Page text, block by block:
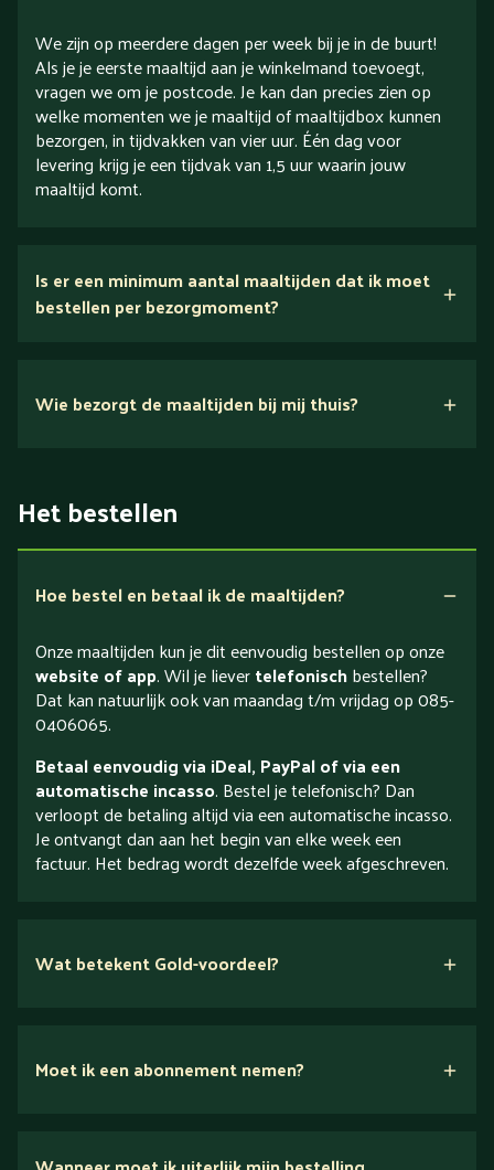
We zijn op meerdere dagen per week bij je in de buurt!
Als je je eerste maaltijd aan je winkelmand toevoegt,
vragen we om je postcode. Je kan dan precies zien op
welke momenten we je maaltijd of maaltijdbox kunnen
bezorgen, in tijdvakken van vier uur. Één dag voor
levering krijg je een tijdvak van 1,5 uur waarin jouw
maaltijd komt.
Is er een minimum aantal maaltijden dat ik moet
bestellen per bezorgmoment?
Wie bezorgt de maaltijden bij mij thuis?
Het bestellen
Hoe bestel en betaal ik de maaltijden?
Onze maaltijden kun je dit eenvoudig bestellen op onze
website of app. Wil je lievertelefonischbestellen?
Dat kan natuurlijk ook van maandag t/m vrijdag op 085-
0406065.
Betaal eenvoudig via iDeal, PayPal of via een
automatische incasso. Bestel je telefonisch? Dan
verloopt de betaling altijd via een automatische incasso.
Je ontvangt dan aan het begin van elke week een
factuur. Het bedrag wordt dezelfde week afgeschreven.
Wat betekent Gold-voordeel?
Moet ik een abonnement nemen?